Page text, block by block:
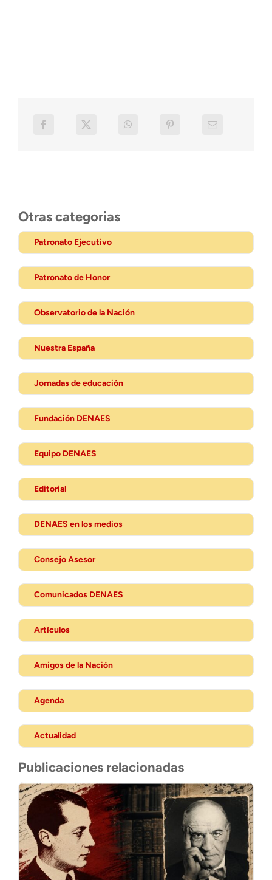
Otras categorias
Patronato Ejecutivo
Patronato de Honor
Observatorio de la Nación
Nuestra España
Jornadas de educación
Fundación DENAES
Equipo DENAES
Editorial
DENAES en los medios
Consejo Asesor
Comunicados DENAES
Artículos
Amigos de la Nación
Agenda
Actualidad
Publicaciones relacionadas